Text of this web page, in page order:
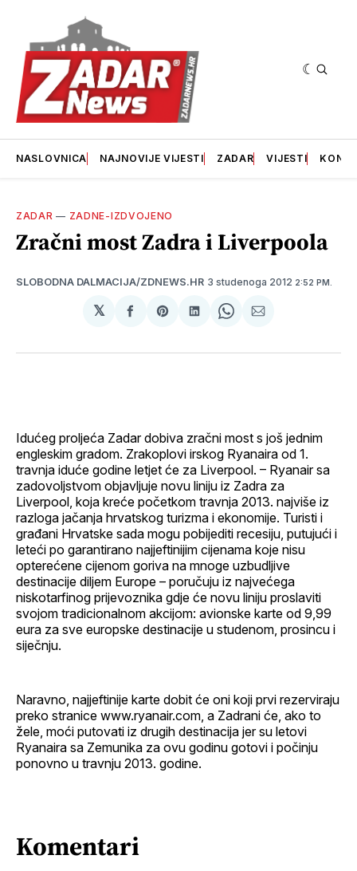
NASLOVNICA NAJNOVIJE VIJESTI ZADAR VIJESTI
ZADAR — ZADNE-IZDVOJENO
Zračni most Zadra i Liverpoola
SLOBODNA DALMACIJA/ZDNEWS.HR 3 studenoga 2012 2:52 PM.
𝕏
podijeliSharepodijeliSharepodijeli
Idućeg proljeća Zadar dobiva zračni most s još jednim
engleskim gradom. Zrakoplovi irskog Ryanaira od 1.
travnja iduće godine letjet će za Liverpool. – Ryanair sa
zadovoljstvom objavljuje novu liniju iz Zadra za
Liverpool, koja kreće početkom travnja 2013. najviše iz
razloga jačanja hrvatskog turizma i ekonomije. Turisti i
građani Hrvatske sada mogu pobijediti recesiju, putujući i
leteći po garantirano najjeftinijim cijenama koje nisu
opterećene cijenom goriva na mnoge uzbudljive
destinacije diljem Europe – poručuju iz najvećega
niskotarfinog prijevoznika gdje će novu liniju proslaviti
svojom tradicionalnom akcijom: avionske karte od 9,99
eura za sve europske destinacije u studenom, prosincu i
siječnju.
Naravno, najjeftinije karte dobit će oni koji prvi rezerviraju
preko stranice www.ryanair.com, a Zadrani će, ako to
žele, moći putovati iz drugih destinacija jer su letovi
Ryanaira sa Zemunika za ovu godinu gotovi i počinju
ponovno u travnju 2013. godine.
Komentari